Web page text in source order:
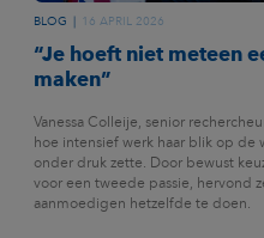
BLOG 16 APRIL 2026
“Je hoeft niet meteen
maken”
Vanessa Colleije, senior
hoe intensief werk haar blik op de
onder druk zette. Door bewust
voor een tweede passie, hervond
aanmoedigen hetzelfde te doen.